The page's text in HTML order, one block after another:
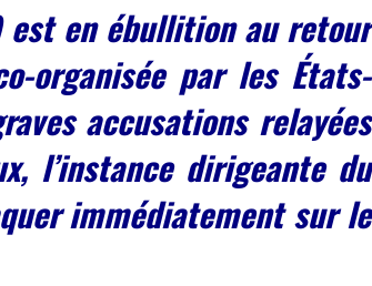
est en ébullition au retour
organisée par les États-
accusations relayées
l’instance dirigeante du
immédiatement sur le